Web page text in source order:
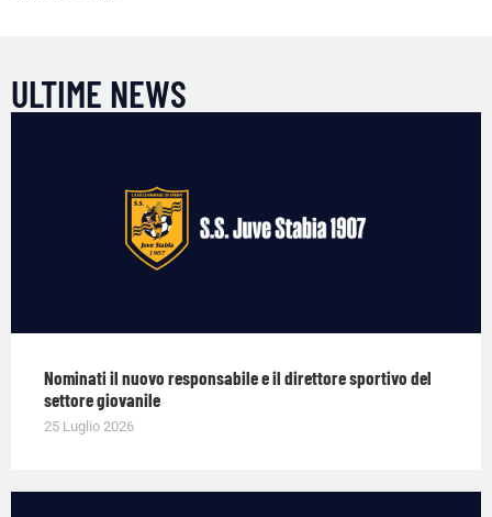
ULTIME NEWS
Nominati il nuovo responsabile e il direttore sportivo del
settore giovanile
25 Luglio 2026